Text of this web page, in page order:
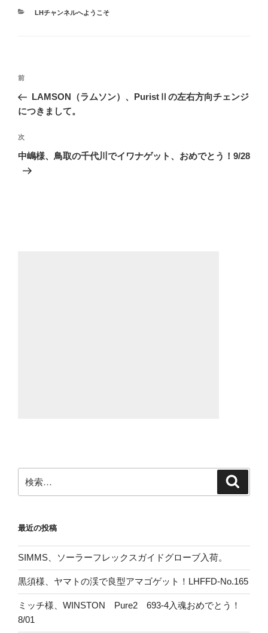
カ
LHチャンネルへようこそ
投
ナ
ゲ
ー
シ
前
の
投
前
LAMSON（ラムソン）、PuristⅡの左右方向チェンジ
につきまして。
次
の
投
次
中嶋様、鳥取の千代川でイワナゲット、おめでとう！9/28
検
索:
最近の投稿
SIMMS、ソーラーフレックスガイドグローブ入荷。
黒須様、ヤマトの渓で良型アマゴゲット！LHFFD-No.165
ミッチ様、WINSTON Pure2 693-4入魂おめでとう！
8/01